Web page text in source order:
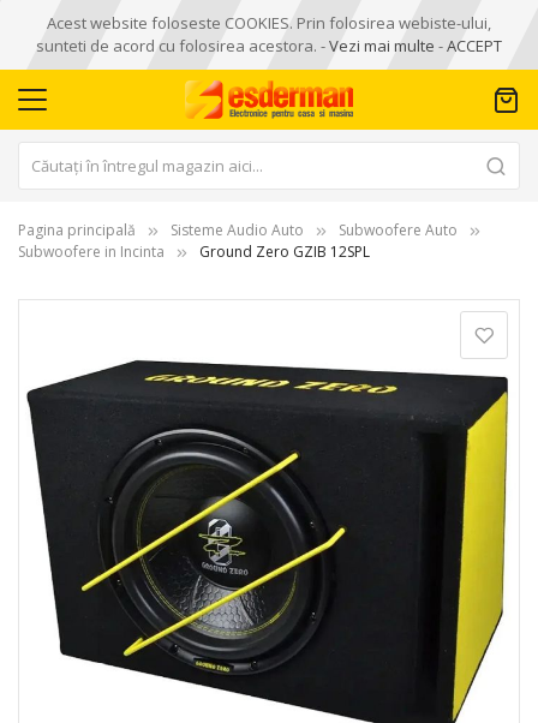
Acest website foloseste COOKIES. Prin folosirea webiste-ului,
sunteti de acord cu folosirea acestora. -Vezi mai multe -ACCEPT
Pagina principală Sisteme Audio Auto
Subwoofere Auto
Subwoofere in Incinta
Ground Zero GZIB 12SPL
of
the
images
gallery